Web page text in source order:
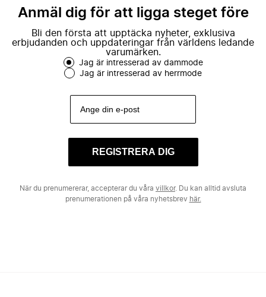
Anmäl dig för att ligga steget före
Bli den första att upptäcka nyheter, exklusiva
erbjudanden och uppdateringar från världens ledande
varumärken.
Jag är intresserad av dammode
Jag är intresserad av herrmode
REGISTRERA DIG
När du prenumererar, accepterar du våra villkor. Du kan alltid avsluta
prenumerationen på våra nyhetsbrev här.